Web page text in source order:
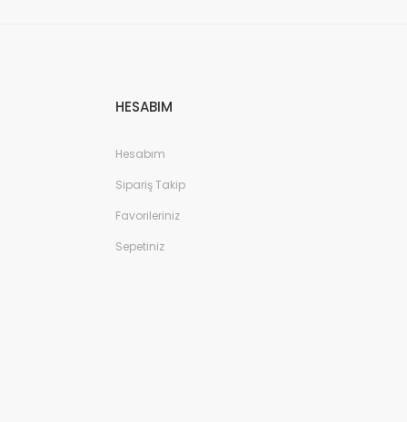
HESABIM
Hesabım
Sipariş Takip
Favorileriniz
Sepetiniz